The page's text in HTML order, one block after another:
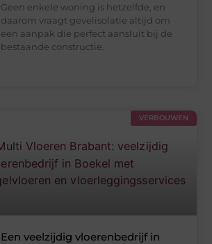
Geen enkele woning is hetzelfde, en
daarom vraagt gevelisolatie altijd om
een aanpak die perfect aansluit bij de
bestaande constructie.
VERBOUWEN
Een veelzijdig vloerenbedrijf in